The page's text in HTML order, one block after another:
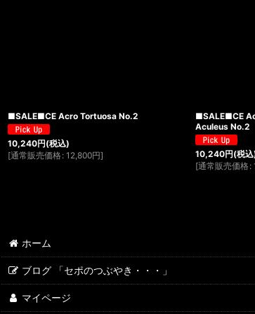
■SALE■CE Acro Tortuosa No.2
10,240円(税込)
[通常販売価格 : 12,800円]
■SALE■CE
Aculeus No.2
10,240円(税
[通常販売価格 :
ホーム
ブログ 「セポのつぶやき・・・」
マイページ